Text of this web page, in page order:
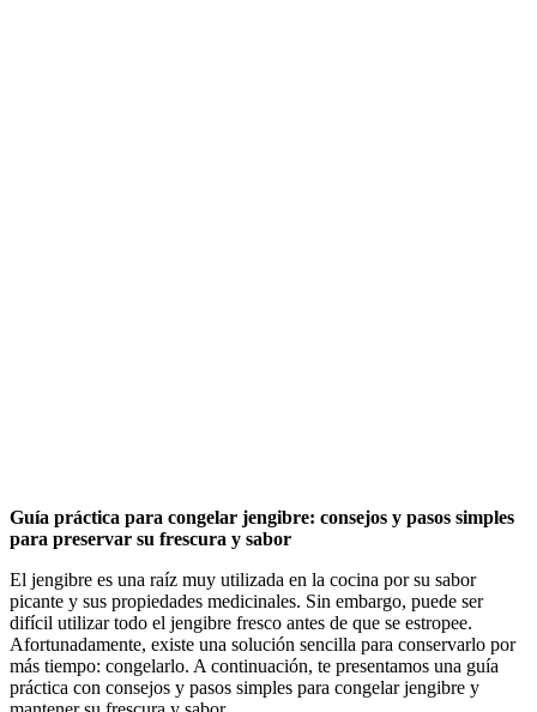
Guía práctica para congelar jengibre: consejos y pasos simples
para preservar su frescura y sabor
El jengibre es una raíz muy utilizada en la cocina por su sabor
picante y sus propiedades medicinales. Sin embargo, puede ser
difícil utilizar todo el jengibre fresco antes de que se estropee.
Afortunadamente, existe una solución sencilla para conservarlo por
más tiempo: congelarlo. A continuación, te presentamos una guía
práctica con consejos y pasos simples para congelar jengibre y